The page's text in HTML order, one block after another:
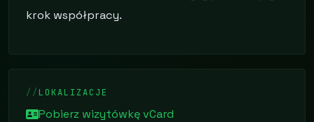
krok współpracy.
LOKALIZACJE
Pobierz wizytówkę vCard